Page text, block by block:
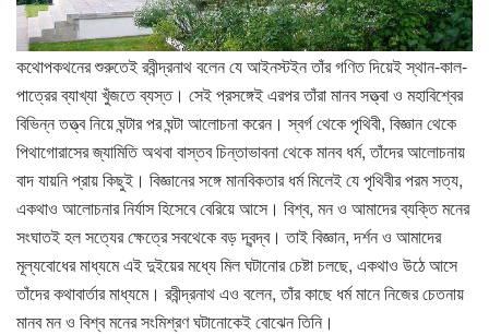
কথোপকথনের শুরুতেই রবীন্দ্রনাথ বলেন যে আইনস্টইন তাঁর গণিত দিয়েই স্থান-কাল-
পাত্রের ব্যাখ্যা খুঁজতে ব্যস্ত। সেই প্রসঙ্গেই এরপর তাঁরা মানব সত্ত্বা ও মহাবিশ্বের
বিভিন্ন তত্ত্ব নিয়ে ঘন্টার পর ঘন্টা আলোচনা করেন। স্বর্গ থেকে পৃথিবী, বিজ্ঞান থেকে
পিথাগোরাসের জ্যামিতি অথবা বাস্তব চিন্তাভাবনা থেকে মানব ধর্ম, তাঁদের আলোচনায়
বাদ যায়নি প্রায় কিছুই। বিজ্ঞানের সঙ্গে মানবিকতার ধর্ম মিলেই যে পৃথিবীর পরম সত্য,
একথাও আলোচনার নির্যাস হিসেবে বেরিয়ে আসে। বিশ্ব, মন ও আমাদের ব্যক্তি মনের
সংঘাতই হল সত্যের ক্ষেত্রে সবথেকে বড় দ্বন্দ্ব। তাই বিজ্ঞান, দর্শন ও আমাদের
মূল্যবোধের মাধ্যমে এই দুইয়ের মধ্যে মিল ঘটানোর চেষ্টা চলছে, একথাও উঠে আসে
তাঁদের কথাবার্তার মাধ্যমে। রবীন্দ্রনাথ এও বলেন, তাঁর কাছে ধর্ম মানে নিজের চেতনায়
মানব মন ও বিশ্ব মনের সংমিশ্রণ ঘটানোকেই বোঝেন তিনি।